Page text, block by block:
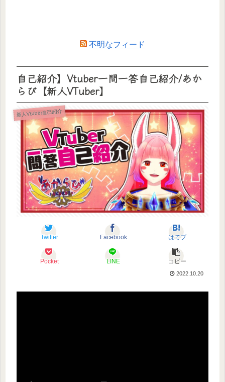
不明なフィード
自己紹介】Vtuber一問一答自己紹介/あか
らび【新人VTuber】
新人Vtuber自己紹介
Twitter Facebook はてブ
Pocket LINE コピー
2022.10.20